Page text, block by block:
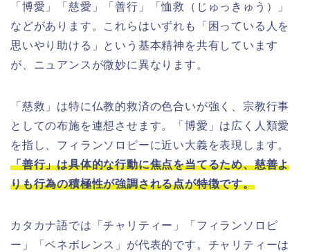
「博愛」「慈愛」「善行」「恤救（じゅっきゅう）」
などがあります。これらはいずれも「困っている人を
思いやり助ける」という基本精神を共有しています
が、ニュアンスが微妙に異なります。
「慈救」は特に仏教的救済の色合いが強く、宗教行事
としての布施を連想させます。「博愛」は広く人類愛
を指し、フィランソロピーに近い大義を表現します。
「善行」は具体的な行動に焦点を当てるため、慈善よ
りも行為の積極性が強調される点が特徴です。
カタカナ語では「チャリティー」「フィランソロピ
ー」「ベネボレンス」が代表的です。チャリティーは